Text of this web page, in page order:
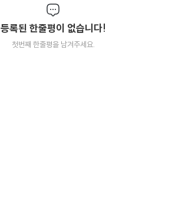
등록된 한줄평이 없습니다!
첫번째 한줄평을 남겨주세요.